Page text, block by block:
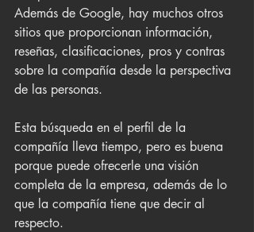
Además de Google, hay muchos otros
sitios que proporcionan información,
reseñas, clasificaciones, pros y contras
sobre la compañía desde la perspectiva
de las personas.
Esta búsqueda en el perfil de la
compañía lleva tiempo, pero es buena
porque puede ofrecerle una visión
completa de la empresa, además de lo
que la compañía tiene que decir al
respecto.